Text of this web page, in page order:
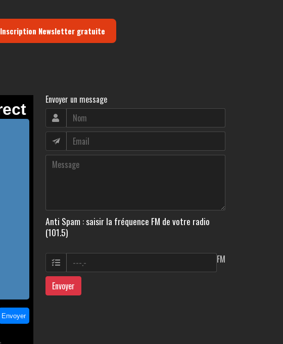
Inscription Newsletter gratuite
Envoyer un message
Anti Spam : saisir la fréquence FM de votre radio
(101.5)
FM
Envoyer